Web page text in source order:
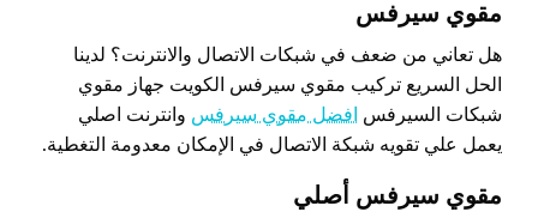
مقوي سيرفس
هل تعاني من ضعف في شبكات الاتصال والانترنت؟ لدينا
الحل السريع تركيب مقوي سيرفس الكويت جهاز مقوي
شبكات السيرفس
افضل مقوي سيرفس وانترنت اصلي
يعمل علي تقويه شبكة الاتصال في الإمكان معدومة التغطية.
مقوي سيرفس أصلي